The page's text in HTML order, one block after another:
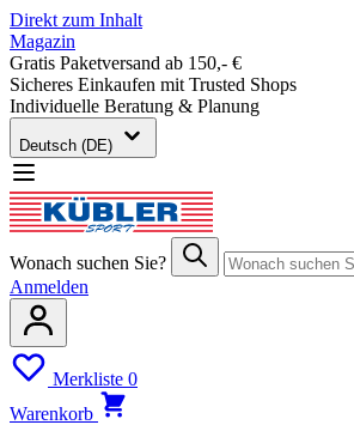
Direkt zum Inhalt
Magazin
Gratis Paketversand ab 150,- €
Sicheres Einkaufen mit Trusted Shops
Individuelle Beratung & Planung
Deutsch (DE)
Wonach suchen Sie?
Anmelden
Merkliste 0
Warenkorb